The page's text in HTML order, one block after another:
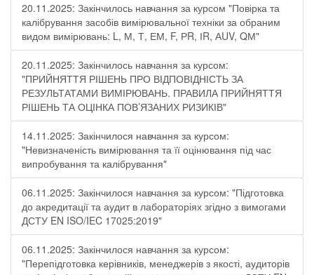
20.11.2025: Закінчилось навчання за курсом "Повірка та
калібрування засобів вимірювальної техніки за обраним
видом вимірювань: L, М, Т, ЕМ, F, РR, ІR, АUV, QМ"
20.11.2025: Закінчилось навчання за курсом:
"ПРИЙНЯТТЯ РІШЕНЬ ПРО ВІДПОВІДНІСТЬ ЗА
РЕЗУЛЬТАТАМИ ВИМІРЮВАНЬ. ПРАВИЛА ПРИЙНЯТТЯ
РІШЕНЬ ТА ОЦІНКА ПОВ’ЯЗАНИХ РИЗИКІВ"
14.11.2025: Закінчилося навчання за курсом:
"Невизначеність вимірювання та її оцінювання під час
випробування та калібрування"
06.11.2025: Закінчилося навчання за курсом: "Підготовка
до акредитації та аудит в лабораторіях згідно з вимогами
ДСТУ EN ISO/IEC 17025:2019"
06.11.2025: Закінчилося навчання за курсом:
"Перепідготовка керівників, менеджерів з якості, аудиторів